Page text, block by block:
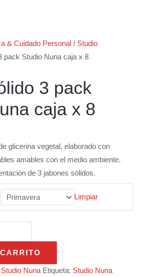
& Cuidado Personal / Studio
pack Studio Nuna caja x 8
3 pack
caja x 8
glicerina vegetal, elaborado con
amables con el medio ambiente.
de 3 jabones sólidos.
Limpiar
Studio Nuna Etiqueta: Studio Nuna